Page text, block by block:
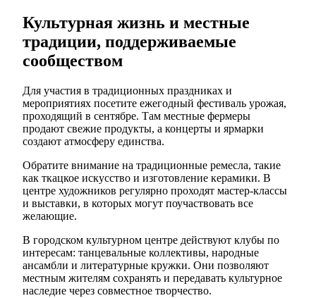
Культурная жизнь и местные
традиции, поддерживаемые
сообществом
Для участия в традиционных праздниках и
мероприятиях посетите ежегодный фестиваль урожая,
проходящий в сентябре. Там местные фермеры
продают свежие продукты, а концерты и ярмарки
создают атмосферу единства.
Обратите внимание на традиционные ремесла, такие
как ткацкое искусство и изготовление керамики. В
центре художников регулярно проходят мастер-классы
и выставки, в которых могут поучаствовать все
желающие.
В городском культурном центре действуют клубы по
интересам: танцевальные коллективы, народные
ансамбли и литературные кружки. Они позволяют
местным жителям сохранять и передавать культурное
наследие через совместное творчество.